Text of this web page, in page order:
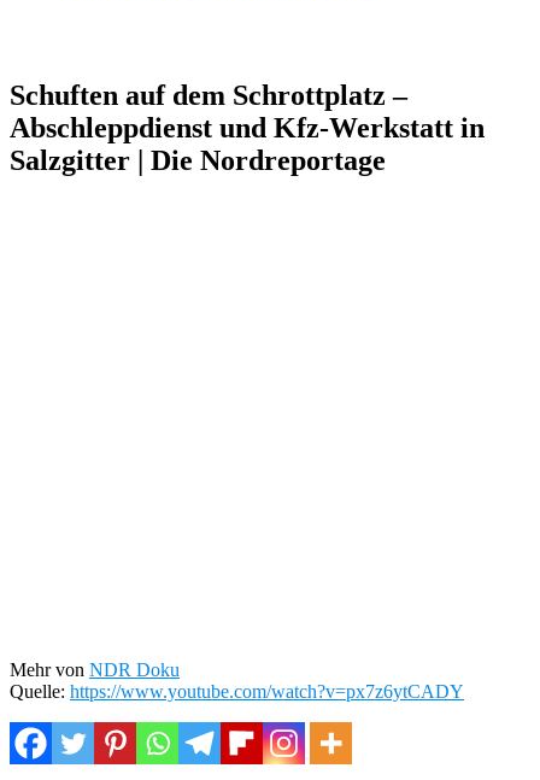
Schuften auf dem Schrottplatz –
Abschleppdienst und Kfz-Werkstatt in
Salzgitter | Die Nordreportage
Mehr von NDR Doku
Quelle: https://www.youtube.com/watch?v=px7z6ytCADY